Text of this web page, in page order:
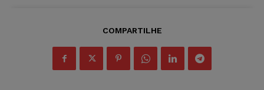
COMPARTILHE